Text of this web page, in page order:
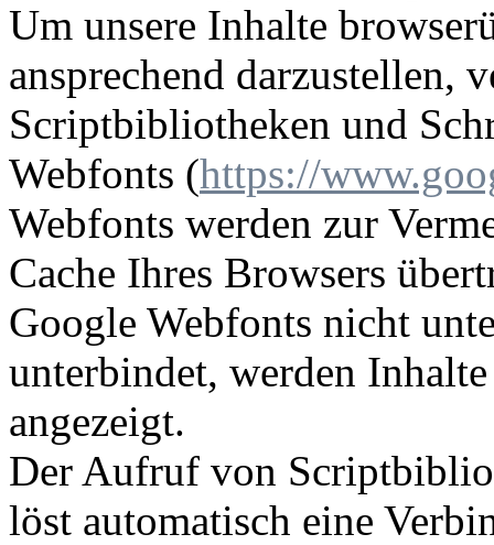
Um unsere Inhalte
ansprechend darzustellen,
Scriptbibliotheken und
Webfonts (https://
Webfonts werden zur
Cache Ihres Browsers
Google Webfonts nicht
unterbindet, werden
angezeigt.
Der Aufruf von
löst automatisch eine